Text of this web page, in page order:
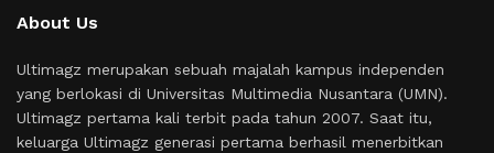
About Us
Ultimagz merupakan sebuah majalah kampus independen
yang berlokasi di Universitas Multimedia Nusantara (UMN).
Ultimagz pertama kali terbit pada tahun 2007. Saat itu,
keluarga Ultimagz generasi pertama berhasil menerbitkan